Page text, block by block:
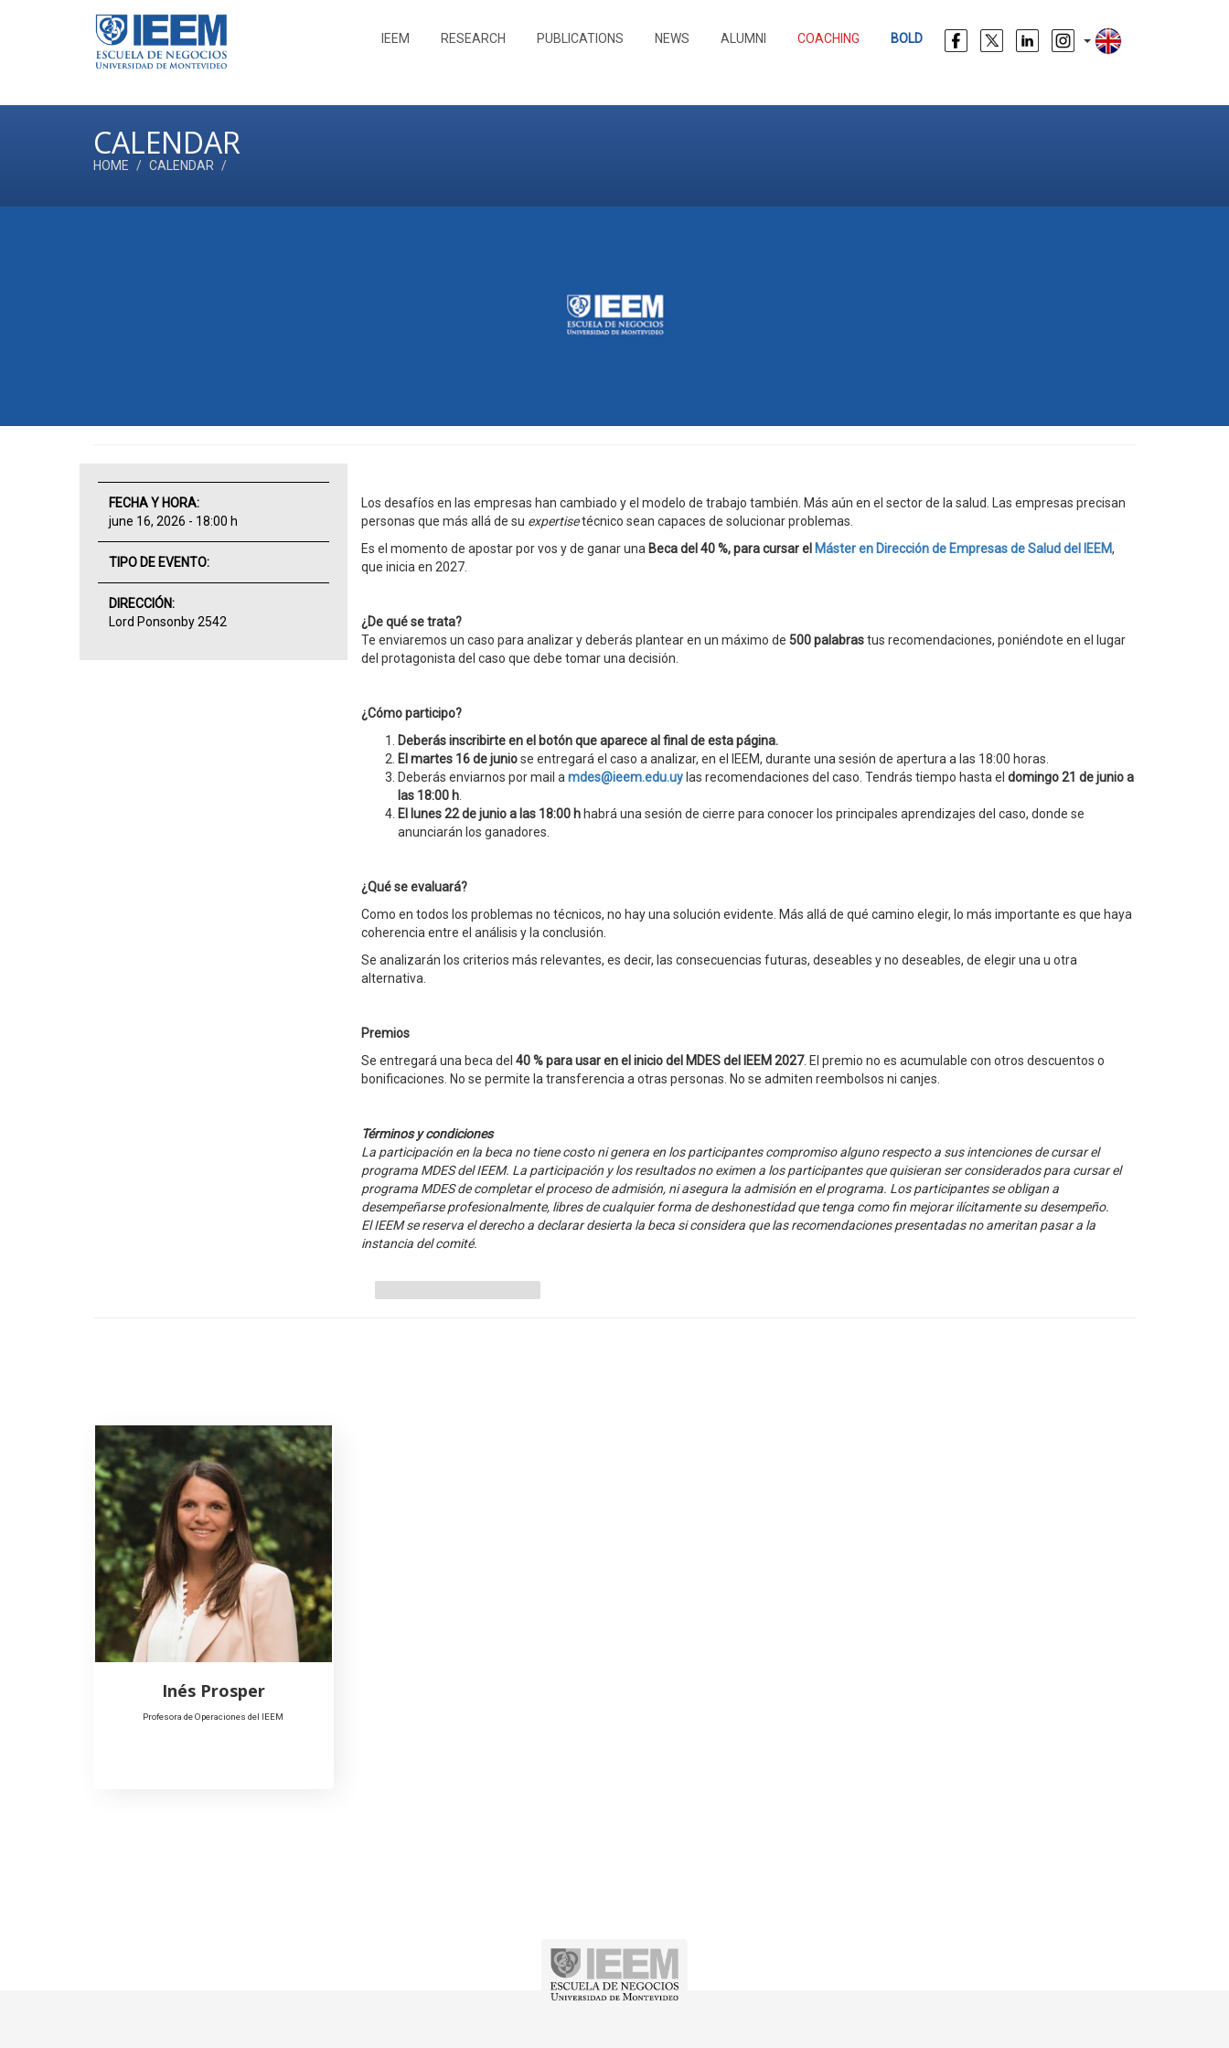
IEEM RESEARCH PUBLICATIONS NEWS ALUMNI COACHING BOLD
CALENDAR
HOME CALENDAR
FECHA Y HORA:
june 16, 2026 - 18:00 h
TIPO DE EVENTO:
DIRECCIÓN:
Lord Ponsonby 2542
Los desafíos en las empresas han cambiado y el modelo de trabajo también. Más aún en el sector de la salud. Las empresas precisan
personas que más allá de su expertisetécnico sean capaces de solucionar problemas.
Es el momento de apostar por vos y de ganar una Beca del 40 %, para cursar el Máster en Dirección de Empresas de Salud del IEEM,
que inicia en 2027.
¿De qué se trata?
Te enviaremos un caso para analizar y deberás plantear en un máximo de 500 palabrastus recomendaciones, poniéndote en el lugar
del protagonista del caso que debe tomar una decisión.
¿Cómo participo?
Deberás inscribirte en el botón que aparece al final de esta página.
El martes 16 de juniose entregará el caso a analizar, en el IEEM, durante una sesión de apertura a las 18:00 horas.
Deberás enviarnos por mail a mdes@ieem.edu.uylas recomendaciones del caso. Tendrás tiempo hasta el domingo 21 de junio a
las 18:00 h.
El lunes 22 de junio a las 18:00 h habrá una sesión de cierre para conocer los principales aprendizajes del caso, donde se
anunciarán los ganadores.
¿Qué se evaluará?
Como en todos los problemas no técnicos, no hay una solución evidente. Más allá de qué camino elegir, lo más importante es que haya
coherencia entre el análisis y la conclusión.
Se analizarán los criterios más relevantes, es decir, las consecuencias futuras, deseables y no deseables, de elegir una u otra
alternativa.
Premios
Se entregará una beca del 40 % para usar en el inicio del MDES del IEEM 2027. El premio no es acumulable con otros descuentos o
bonificaciones. No se permite la transferencia a otras personas. No se admiten reembolsos ni canjes.
Términos y condiciones
La participación en la beca no tiene costo ni genera en los participantes compromiso alguno respecto a sus intenciones de cursar el
programa MDES del IEEM. La participación y los resultados no eximen a los participantes que quisieran ser considerados para cursar el
programa MDES de completar el proceso de admisión, ni asegura la admisión en el programa. Los participantes se obligan a
desempeñarse profesionalmente, libres de cualquier forma de deshonestidad que tenga como fin mejorar ilícitamente su desempeño.
El IEEM se reserva el derecho a declarar desierta la beca si considera que las recomendaciones presentadas no ameritan pasar a la
instancia del comité.
Inés Prosper
Profesora de Operaciones del IEEM